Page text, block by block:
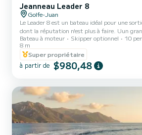
Jeanneau Leader 8
Golfe-Juan
Le Leader 8 est un bateau idéal pour une
dont la réputation n'est plus à faire. Uun
l'avant et un carré arrière spacieux ainsi
font de cette unité un must pour vos
amis ou à deux. Au programme, balade autour du Cap d'Antibes,
découverte de la baie de Juan Les Pins,
fortifié ainsi que le fameux Fort Carré bâtie
Bateau à moteur Skipper optionnel 10
8 m
Super propriétaire
à partir de $980,48